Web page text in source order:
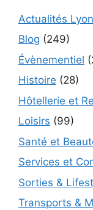
Actualités Lyon
Blog (249)
Évènementiel
Histoire (28)
Hôtellerie et
Loisirs (99)
Santé et
Services et
Sorties &
Transports &